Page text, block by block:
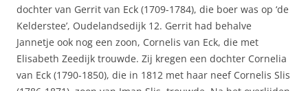
dochter van Gerrit van Eck (1709-1784), die boer was op ‘de
Kelderstee’, Oudelandsedijk 12. Gerrit had behalve
Jannetje ook nog een zoon, Cornelis van Eck, die met
Elisabeth Zeedijk trouwde. Zij kregen een dochter Cornelia
van Eck (1790-1850), die in 1812 met haar neef Cornelis Slis